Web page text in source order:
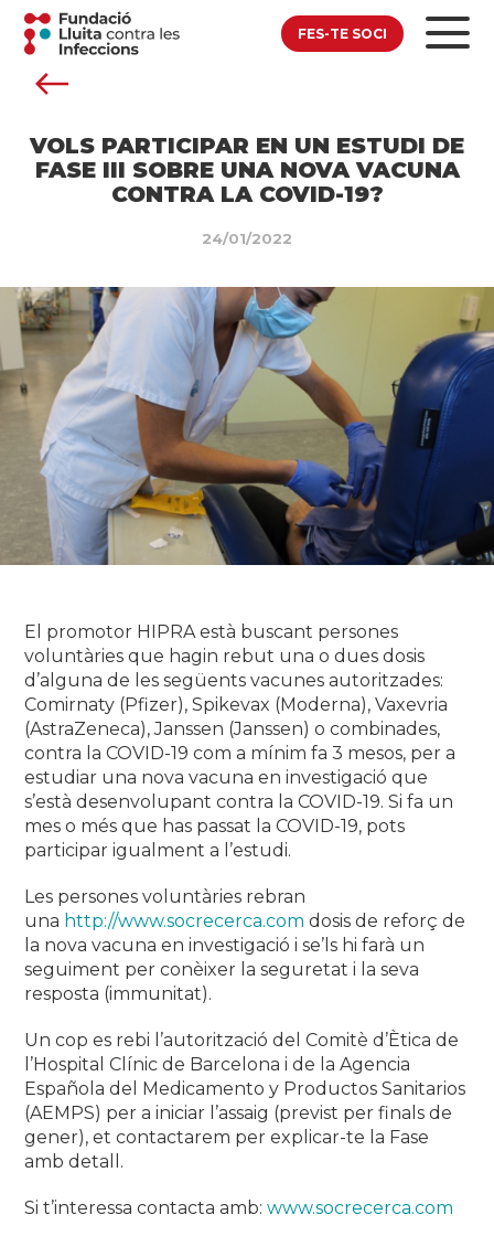
FES-TE SOCI
VOLS PARTICIPAR EN UN ESTUDI DE
FASE III SOBRE UNA NOVA VACUNA
CONTRA LA COVID-19?
24/01/2022
El promotor HIPRA està buscant persones
voluntàries que hagin rebut una o dues dosis
d’alguna de les següents vacunes autoritzades:
Comirnaty (Pfizer), Spikevax (Moderna), Vaxevria
(AstraZeneca), Janssen (Janssen) o combinades,
contra la COVID-19 com a mínim fa 3 mesos, per a
estudiar una nova vacuna en investigació que
s’està desenvolupant contra la COVID-19. Si fa un
mes o més que has passat la COVID-19, pots
participar igualment a l’estudi.
Les persones voluntàries rebran
una http://www.socrecerca.com dosis de reforç de
la nova vacuna en investigació i se’ls hi farà un
seguiment per conèixer la seguretat i la seva
resposta (immunitat).
Un cop es rebi l’autorització del Comitè d’Ètica de
l’Hospital Clínic de Barcelona i de la Agencia
Española del Medicamento y Productos Sanitarios
(AEMPS) per a iniciar l’assaig (previst per finals de
gener), et contactarem per explicar-te la Fase
amb detall.
Si t’interessa contacta amb:www.socrecerca.com